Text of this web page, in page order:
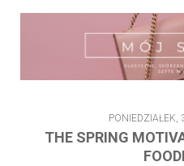
PONIEDZIAŁEK,
THE SPRING